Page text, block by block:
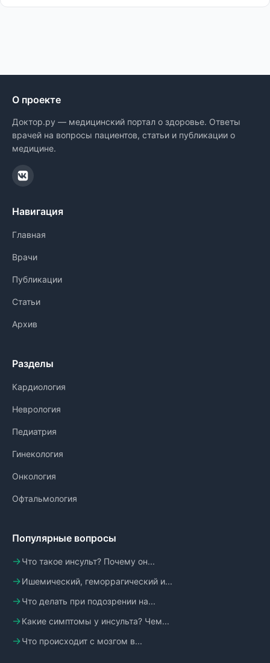
О проекте
Доктор.ру — медицинский портал о здоровье. Ответы
врачей на вопросы пациентов, статьи и публикации о
медицине.
Навигация
Главная
Врачи
Публикации
Статьи
Архив
Разделы
Кардиология
Неврология
Педиатрия
Гинекология
Онкология
Офтальмология
Популярные вопросы
Что такое инсульт? Почему он...
Ишемический, геморрагический и...
Что делать при подозрении на...
Какие симптомы у инсульта? Чем...
Что происходит с мозгом в...